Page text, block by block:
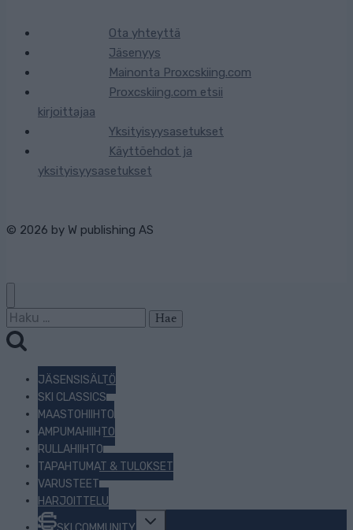
Ota yhteyttä
Jäsenyys
Mainonta Proxcskiing.com
Proxcskiing.com etsii
kirjoittajaa
Yksityisyysasetukset
Käyttöehdot ja
yksityisyysasetukset
© 2026 by W publishing AS
Haku:
JÄSENSISÄLTÖ
SKI CLASSICS
MAASTOHIIHTO
AMPUMAHIIHTO
RULLAHIIHTO
TAPAHTUMAT & TULOKSET
VARUSTEET
HARJOITTELU
Toggle